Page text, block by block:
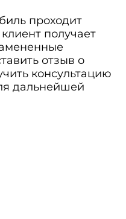
проходит
получает
отзыв о
консультацию
дальнейшей